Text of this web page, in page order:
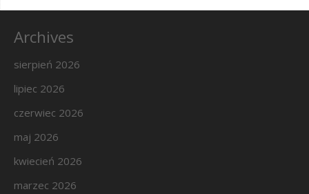
Archives
sierpień 2026
lipiec 2026
czerwiec 2026
maj 2026
kwiecień 2026
marzec 2026